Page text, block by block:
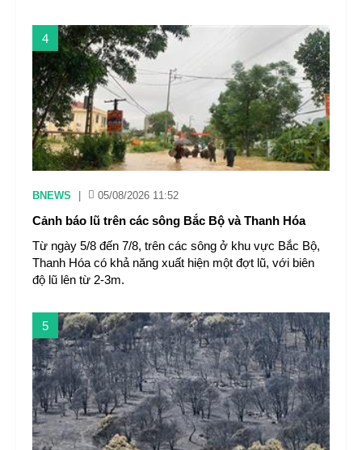
4
BNEWS 05/08/2026 11:52
Cảnh báo lũ trên các sông Bắc Bộ và Thanh Hóa
Từ ngày 5/8 đến 7/8, trên các sông ở khu vực Bắc Bộ,
Thanh Hóa có khả năng xuất hiện một đợt lũ, với biên
độ lũ lên từ 2-3m.
5